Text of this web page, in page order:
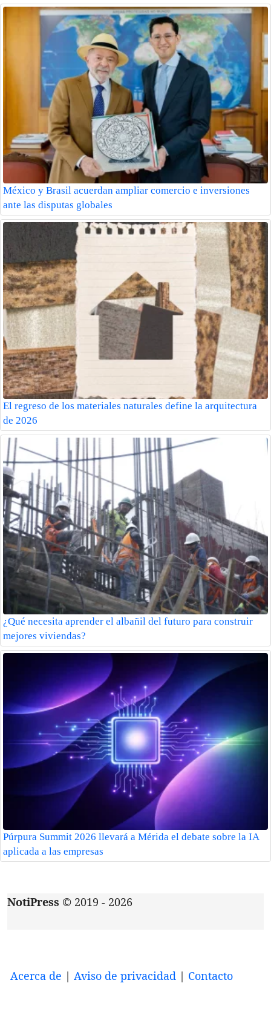
México y Brasil acuerdan ampliar comercio e inversiones
ante las disputas globales
El regreso de los materiales naturales define la arquitectura
de 2026
¿Qué necesita aprender el albañil del futuro para construir
mejores viviendas?
Púrpura Summit 2026 llevará a Mérida el debate sobre la IA
aplicada a las empresas
NotiPress © 2019 - 2026
Acerca de | Aviso de privacidad | Contacto